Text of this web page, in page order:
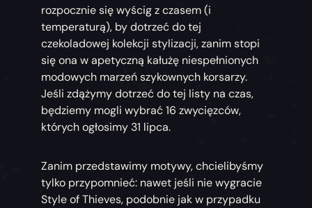
rozpocznie się wyścig z czasem (i
temperaturą), by dotrzeć do tej
czekoladowej kolekcji stylizacji, zanim stopi
się ona w apetyczną kałużę niespełnionych
modowych marzeń szykownych korsarzy.
Jeśli zdążymy dotrzeć do tej listy na czas,
będziemy mogli wybrać 16 zwycięzców,
których ogłosimy 31 lipca.
Zanim przedstawimy motywy, chcielibyśmy
tylko przypomnieć: nawet jeśli nie wygracie
Style of Thieves, podobnie jak w przypadku